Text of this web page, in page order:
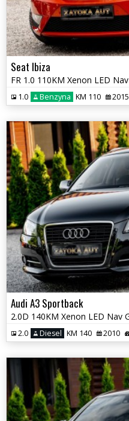
Seat Ibiza
1.0 Benzyna KM 110 2015
Audi A3 Sportback
2.0 Diesel KM 140 2010